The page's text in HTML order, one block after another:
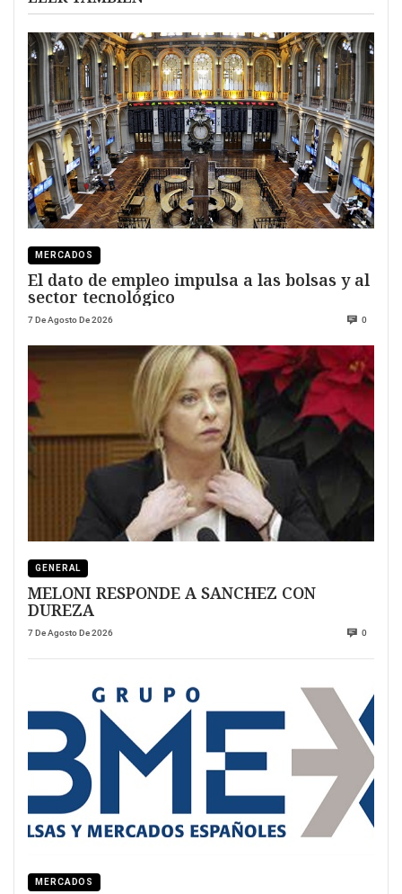
MERCADOS
El dato de empleo impulsa a las bolsas y al
sector tecnológico
7 De Agosto De 2026 0
GENERAL
MELONI RESPONDE A SANCHEZ CON
DUREZA
7 De Agosto De 2026 0
MERCADOS